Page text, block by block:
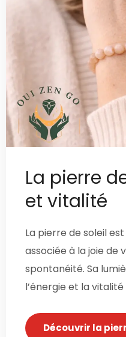
La pierre
et vitalité
La pierre de soleil
associée à la joie de
spontanéité. Sa
l’énergie et la
Découvrir la